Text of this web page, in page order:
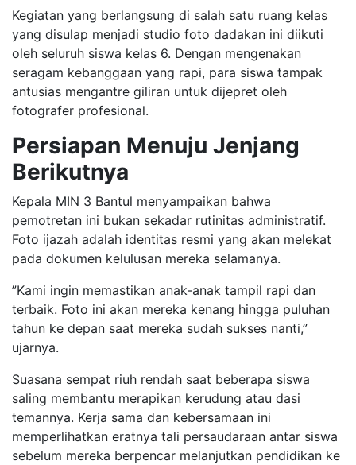
​Kegiatan yang berlangsung di salah satu ruang kelas
yang disulap menjadi studio foto dadakan ini diikuti
oleh seluruh siswa kelas 6. Dengan mengenakan
seragam kebanggaan yang rapi, para siswa tampak
antusias mengantre giliran untuk dijepret oleh
fotografer profesional.
Persiapan Menuju Jenjang
Berikutnya
​Kepala MIN 3 Bantul menyampaikan bahwa
pemotretan ini bukan sekadar rutinitas administratif.
Foto ijazah adalah identitas resmi yang akan melekat
pada dokumen kelulusan mereka selamanya.
​”Kami ingin memastikan anak-anak tampil rapi dan
terbaik. Foto ini akan mereka kenang hingga puluhan
tahun ke depan saat mereka sudah sukses nanti,”
ujarnya.
​Suasana sempat riuh rendah saat beberapa siswa
saling membantu merapikan kerudung atau dasi
temannya. Kerja sama dan kebersamaan ini
memperlihatkan eratnya tali persaudaraan antar siswa
sebelum mereka berpencar melanjutkan pendidikan ke